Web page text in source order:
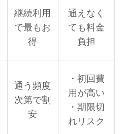
継続利用
で最もお
得
通えなく
ても料金
負担
通う頻度
次第で割
安
・初回費
用が高い
・期限切
れリスク